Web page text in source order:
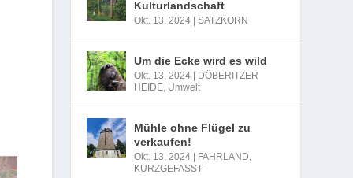
Kulturlandschaft
Okt. 13, 2024 |SATZKORN
Um die Ecke wird es wild
Okt. 13, 2024
DÖBERITZER
HEIDE, Umwelt
Mühle ohne Flügel zu
verkaufen!
Okt. 13, 2024 FAHRLAND,
KURZGEFASST